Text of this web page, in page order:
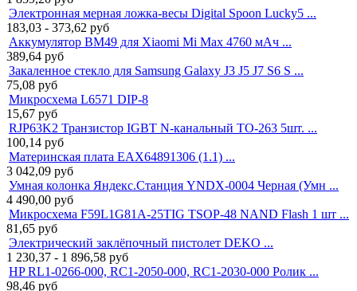
Электронная мерная ложка-весы Digital Spoon Lucky5 ...
183,03 - 373,62 руб
Аккумулятор BM49 для Xiaomi Mi Max 4760 мАч ...
389,64 руб
Закаленное стекло для Samsung Galaxy J3 J5 J7 S6 S ...
75,08 руб
Микросхема L6571 DIP-8
15,67 руб
RJP63K2 Транзистор IGBT N-канальный TO-263 5шт. ...
100,14 руб
Материнская плата EAX64891306 (1.1) ...
3 042,09 руб
Умная колонка Яндекс.Станция YNDX-0004 Черная (Умн ...
4 490,00 руб
Микросхема F59L1G81A-25TIG TSOP-48 NAND Flash 1 шт ...
81,65 руб
Электрический заклёпочный пистолет DEKO ...
1 230,37 - 1 896,58 руб
HP RL1-0266-000, RC1-2050-000, RC1-2030-000 Ролик ...
98,46 руб